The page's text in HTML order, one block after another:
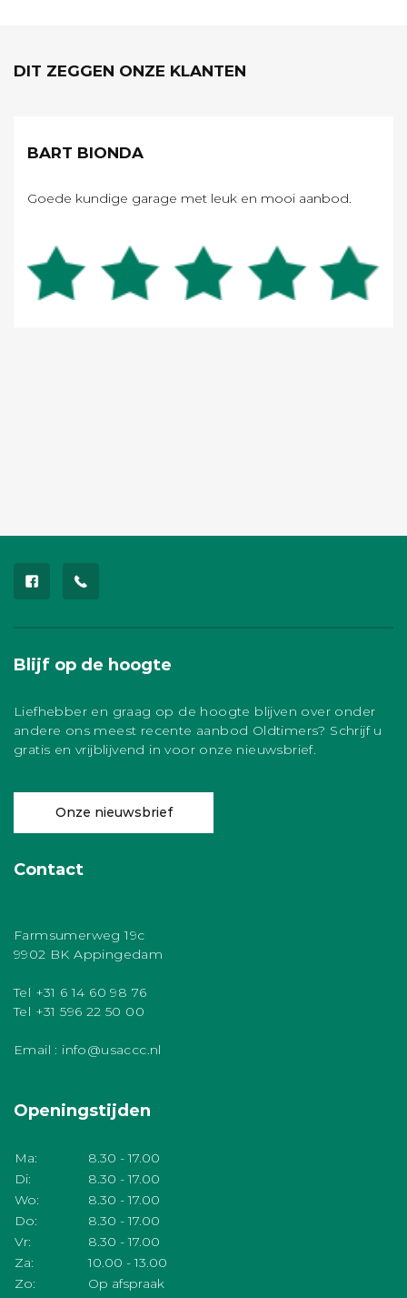
DIT ZEGGEN ONZE KLANTEN
BART BIONDA
Goede kundige garage met leuk en mooi aanbod.
Blijf op de hoogte
Liefhebber en graag op de hoogte blijven over onder
andere ons meest recente aanbod Oldtimers? Schrijf u
gratis en vrijblijvend in voor onze nieuwsbrief.
Onze nieuwsbrief
Contact
Farmsumerweg 19c
9902 BK Appingedam
Tel +31 6 14 60 98 76
Tel +31 596 22 50 00
Email : info@usaccc.nl
Openingstijden
Ma:
8.30 - 17.00
Di:
8.30 - 17.00
Wo:
8.30 - 17.00
Do:
8.30 - 17.00
Vr:
8.30 - 17.00
Za:
10.00 - 13.00
Zo:
Op afspraak